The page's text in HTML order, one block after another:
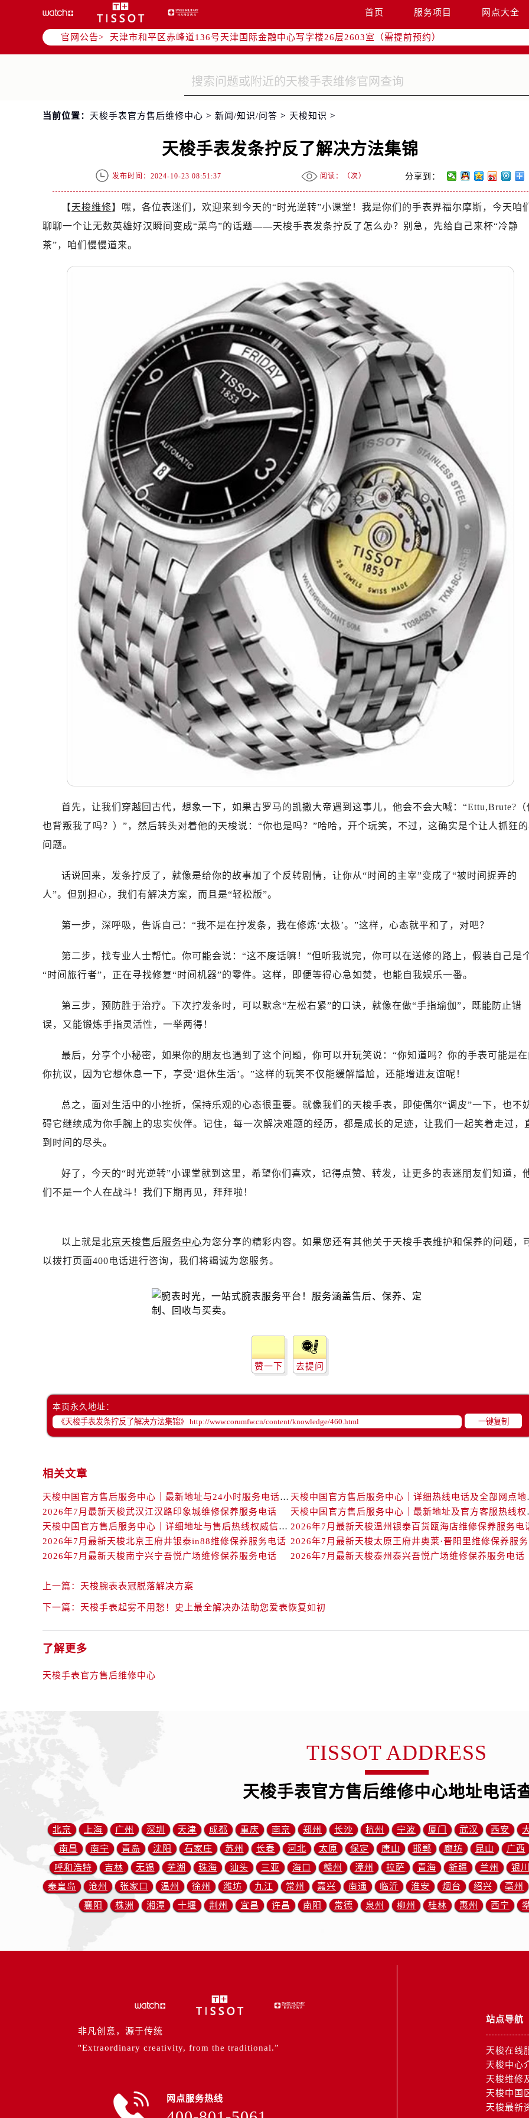
首页 服务项目 网点大全
官网公告>
北京市东城区东长安街1号东方广场写字楼W3座6层602室（需提前预约）
北京市朝阳区建国门外大街甲6号华熙国际中心写字楼D座11层1102室（需提前预约）
天津市和平区赤峰道136号天津国际金融中心写字楼26层2603室（需提前预约）
上海市徐汇区虹桥路3号港汇中心写字楼2座37层3705室（需提前预约）
南京市秦淮区中山南路1号（新街口）南京中心写字楼22层C1-1室（需提前预约）
徐州市鼓楼区淮海东路29号苏宁广场IFC国际金融中心写字楼35层3508室（需提前预约）
盐城市盐都区世纪大道5号盐城金融城写字楼1号楼16层1604室（需提前预约）
泰州市海陵区永定东路399号置地商务中心东塔写字楼（华润万象城）17层1706室（需提前预约）
杭州市上城区钱江路1366号华润大厦写字楼A座5层503-5室（需提前预约）
金华市金东区东市南街777号金华万达广场写字楼4号楼22层2209室（需提前预约）
嘉兴市南湖区广益路705号嘉兴世界贸易中心写字楼A座13层1304室（需提前预约）
南昌市红谷滩新区红谷中大道998号绿地双子塔（中央广场）A1座办公楼14层07室（需提前预约）
济南市历下区经十路11111号华润中心写字楼（万象城）15层1508室（需提前预约）
广州市天河区天河路230号万菱汇国际中心写字楼A塔7层704室（需提前预约）
广州市越秀区环市东路371-375号世界贸易中心大厦南塔写字楼15层07室（需提前预约）
深圳市罗湖区深南东路5001号华润大厦写字楼17层1701室（需提前预约）
惠州市惠城区江北文昌一路7号华贸大厦写字楼1座30层05室（需提前预约）
厦门市思明区湖滨东路95号华润大厦写字楼B座11层1104室（需提前预约）
福州市鼓楼区五四路128-1号恒力城写字楼15层03室（需提前预约）
成都市锦江区人民东路6号SAC东原中心写字楼24层2406B室（需提前预约）
重庆市江北区观音桥步行街2号融恒时代广场写字楼9层902室（需提前预约）
长沙市芙蓉区定王台街道建湘路393号世茂环球金融中心写字楼（芙蓉广场）10层13室（需提前预约）
郑州市二七区铭功路10号华润大厦写字楼29层2905室（需提前预约）
太原市迎泽区解放路15号亨得利名表服务中心（品牌授权店）3层整层（需提前预约）
沈阳市沈河区中街路137号亨得利名表服务中心（品牌授权店）1层整层（需提前预约）
沈阳市沈河区中街路83号亨得利名表服务中心（品牌授权店）1层整层（需提前预约）
乌鲁木齐市天山区红山路26号时代广场（CCMALL）C座17层17-B（需提前预约）
温州市鹿城区锦绣路1067号置信广场10层1015室（需提前预约）
哈尔滨市道里区友谊西路600号富力中心T2座写字楼29层03室（需提前预约）
大连市中山区人民路15号国际金融大厦7层G室（需提前预约）
佛山市禅城区季华五路57号万科金融中心C座12层1205室（需提前预约）
东莞市东城街道鸿福东路1号民盈国贸中心T1写字楼9层907室（需提前预约）
无锡市梁溪区人民中路139号恒隆广场写字楼1座11层1104室（需提前预约）
南通市崇川区工农路57号圆融广场写字楼16层1603室（需提前预约）
苏州市苏州工业园区星港街199号苏州中心办公楼C座22层08室（需提前预约）
武汉市江汉区解放大道686号世界贸易大厦38层09室（需提前预约）
南宁市青秀区金湖路59号地王大厦12楼1224室（需提前预约）
合肥市蜀山区潜山路111号万象城华润大厦B座12楼03室（需提前预约）
泉州市丰泽区宝洲路729号浦西万达中心写字楼A座7楼709室（需提前预约）
青岛市南区山东路6号华润大厦B座22层04室（需提前预约）
烟台市芝罘区胜利路139号万达金融中心A座907室（需提前预约）
长春市朝阳区西安大路727号中银大厦A座(旺进大厦)18层09室（需提前预约）
西安市碑林区南关正街88号华侨城长安国际中心E座6楼10室（需提前预约）
台州市椒江区东海大道1800号腾达中心东1幢20楼2002室（需提前预约）
内蒙古自治区呼和浩特市玉泉区大学西街70号华润万象城写字楼（鄂尔多斯大厦）23层2326室（需提
重庆市解放碑渝中区民权路28号英利国际金融中心写字楼20层01室（需提前预约）
黑龙江省黑河市爱辉区中央街售后服务中心（需提前预约）
黑龙江省牡丹江市东安区太平路售后服务中心（需提前预约）
黑龙江省双鸭山市尖山区新兴大街售后服务中心（需提前预约）
吉林省白城市洮北区明仁南街售后服务中心（需提前预约）
吉林省辽源市龙山区人民大街售后服务中心（需提前预约）
吉林省梅河口市新华街道梅河大街售后服务中心（需提前预约）
吉林省通化市东昌区环通乡江南大街售后服务中心（需提前预约）
吉林省延边市延吉市解放路售后服务中心（需提前预约）
辽宁省本溪市平山区胜利路售后服务中心（需提前预约）
辽宁省朝阳市双塔区新华路售后服务中心（需提前预约）
辽宁省抚顺市新抚区东一路售后服务中心（需提前预约）
辽宁省阜新市海州区解放大街售后服务中心（需提前预约）
辽宁省锦州市古塔区中央大街售后服务中心（需提前预约）
辽宁省盘锦市兴隆台区石油大街售后服务中心（需提前预约）
辽宁省沈阳市沈河区中街路83号亨得利名表维修授权店1楼售后服务中心（需提前预约）
北京市朝阳区建国门外大街甲6号华熙国际中心D座11层1102室售后服务中心（需提前预约）
北京市东城区东长安街1号王府井东方广场W3座6层602室售后服务中心（需提前预约）
河北省保定市竞秀区朝阳北大街北国先天下售后服务中心（需提前预约）
内蒙古自治区阿拉善盟市左旗土尔扈特大街售后服务中心（需提前预约）
内蒙古自治区包头市青山区幸福路甲3号王府井百货名表维修售后服务中心（需提前预约）
内蒙古自治区赤峰市红山区哈达街售后服务中心（需提前预约）
内蒙古自治区乌海市海勃湾区人民南路售后服务中心（需提前预约）
山西省晋城市城区黄华街售后服务中心（需提前预约）
山西省临汾市尧都区解放路售后服务中心（需提前预约）
山西省朔州市朔城区怡西路与鄯阳西街交汇处售后服务中心（需提前预约）
山西省忻州市忻府区和平东街与七一南路交叉口售后服务中心（需提前预约）
山西省阳泉市郊区平阳东街与新城大道交叉口售后服务中心（需提前预约）
山西省运城市盐湖区河东街售后服务中心（需提前预约）
山西省长治市潞州区英雄中路售后服务中心（需提前预约）
山西省太原市迎泽区迎泽街道解放路15号亨得利名表维修授权店3楼售后服务中心（需提前预约）
安徽省滁州市琅琊区南谯北路售后服务中心（需提前预约）
安徽省马鞍山市雨山区湖南西路售后服务中心（需提前预约）
当前位置： 天梭手表官方售后维修中心 > 新闻/知识/问答 > 天梭知识 >
天梭手表发条拧反了解决方法集锦
发布时间：2024-10-23 08:51:37 阅读：（次） 分享到：
【天梭维修】嘿，各位表迷们，欢迎来到今天的“时光逆转”小课堂！我是你们的手表界福尔摩斯，今天咱们
聊聊一个让无数英雄好汉瞬间变成“菜鸟”的话题——天梭手表发条拧反了怎么办？别急，先给自己来杯“冷静
茶”，咱们慢慢道来。
首先，让我们穿越回古代，想象一下，如果古罗马的凯撒大帝遇到这事儿，他会不会大喊：“Ettu,Brute?（
也背叛我了吗？）”，然后转头对着他的天梭说：“你也是吗？”哈哈，开个玩笑，不过，这确实是个让人抓狂
问题。
话说回来，发条拧反了，就像是给你的故事加了个反转剧情，让你从“时间的主宰”变成了“被时间捉弄的
人”。但别担心，我们有解决方案，而且是“轻松版”。
第一步，深呼吸，告诉自己：“我不是在拧发条，我在修炼‘太极’。”这样，心态就平和了，对吧？
第二步，找专业人士帮忙。你可能会说：“这不废话嘛！”但听我说完，你可以在送修的路上，假装自己是
“时间旅行者”，正在寻找修复“时间机器”的零件。这样，即便等得心急如焚，也能自我娱乐一番。
第三步，预防胜于治疗。下次拧发条时，可以默念“左松右紧”的口诀，就像在做“手指瑜伽”，既能防止错
误，又能锻炼手指灵活性，一举两得！
最后，分享个小秘密，如果你的朋友也遇到了这个问题，你可以开玩笑说：“你知道吗？你的手表可能是在
你抗议，因为它想休息一下，享受‘退休生活’。”这样的玩笑不仅能缓解尴尬，还能增进友谊呢！
总之，面对生活中的小挫折，保持乐观的心态很重要。就像我们的天梭手表，即使偶尔“调皮”一下，也不
碍它继续成为你手腕上的忠实伙伴。记住，每一次解决难题的经历，都是成长的足迹，让我们一起笑着走过，
到时间的尽头。
好了，今天的“时光逆转”小课堂就到这里，希望你们喜欢，记得点赞、转发，让更多的表迷朋友们知道，
们不是一个人在战斗！我们下期再见，拜拜啦！
以上就是北京天梭售后服务中心为您分享的精彩内容。如果您还有其他关于天梭手表维护和保养的问题，可
以拨打页面400电话进行咨询，我们将竭诚为您服务。
赞一下 去提问
本页永久地址：
一键复制
相关文章
天梭中国官方售后服务中心｜最新地址与24小时服务电话权威信息通告（2026年7月最新）
天梭中国官方
2026年7月最新天梭武汉江汉路印象城维修保养服务电话
天梭中国官
天梭中国官方售后服务中心｜详细地址与售后热线权威信息通知（2026年7月最新） 2026年7月最新天梭温州银泰百货瓯海店维修保养服务电
2026年7月最新天梭北京王府井银泰in88维修保养服务电话
2026年7月最新天梭南宁兴宁吾悦广场维修保养服务电话
2026年7月最新天梭泰州泰兴吾悦广场维修保养服务电话
上一篇： 天梭腕表表冠脱落解决方案
下一篇： 天梭手表起雾不用愁！史上最全解决办法助您爱表恢复如初
了解更多
天梭手表官方售后维修中心
TISSOT ADDRESS
天梭手表官方售后维修中心地址电话
北京 上海 广州 深圳 天津 成都 重庆 南京 郑州 长沙 杭州 宁波 厦门 武汉 西安
南昌
南宁 青岛 沈阳 石家庄 苏州 长春 河北 太原 保定 唐山 邯郸 廊坊 昆山 广西
呼和浩特
吉林 无锡 芜湖 珠海 汕头 三亚 海口 赣州 漳州 拉萨 青海 新疆 兰州 银川
秦皇岛
沧州 张家口 温州 徐州 潍坊 九江 常州 嘉兴 南通 临沂 淮安 烟台 绍兴 亳州
襄阳
株洲 湘潭 十堰 荆州 宜昌 许昌 南阳 常德 泉州 柳州 桂林 惠州 西宁
非凡创意，源于传统
"Extraordinary creativity, from the traditional.”
网点服务热线
站点导航
天梭在线
天梭中心
天梭维修
天梭中国
天梭最新